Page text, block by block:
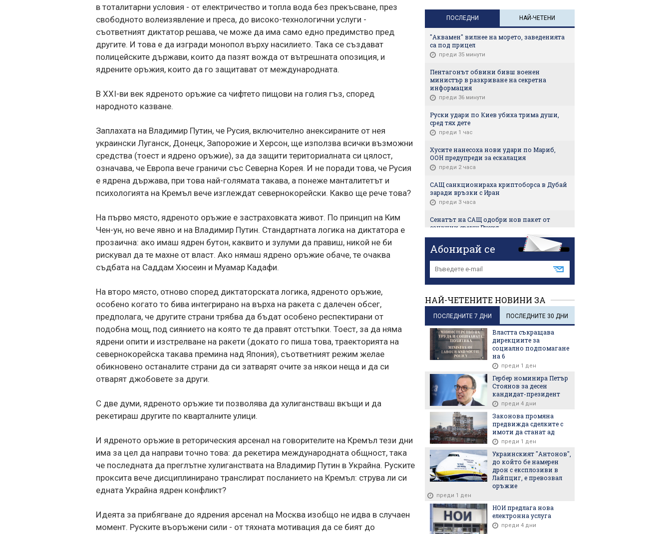
в тоталитарни условия - от електричество и топла вода без прекъсване, през
свободното волеизявление и преса, до високо-технологични услуги -
съответният диктатор решава, че може да има само едно предимство пред
другите. И това е да изгради монопол върху насилието. Така се създават
полицейските държави, които да пазят вожда от вътрешната опозиция, и
ядрените оръжия, които да го защитават от международната.
В XXI-ви век ядреното оръжие са чифтето пищови на голия гъз, според
народното казване.
Заплахата на Владимир Путин, че Русия, включително анексираните от нея
украински Луганск, Донецк, Запорожие и Херсон, ще използва всички възможни
средства (тоест и ядрено оръжие), за да защити териториалната си цялост,
означава, че Европа вече граничи със Северна Корея. И не поради това, че Русия
е ядрена държава, при това най-голямата такава, а понеже манталитетът и
психологията на Кремъл вече изглеждат севернокорейски. Какво ще рече това?
На първо място, ядреното оръжие е застраховката живот. По принцип на Ким
Чен-ун, но вече явно и на Владимир Путин. Стандартната логика на диктатора е
прозаична: ако имаш ядрен бутон, каквито и зулуми да правиш, никой не би
рискувал да те махне от власт. Ако нямаш ядрено оръжие обаче, те очаква
съдбата на Саддам Хюсеин и Муамар Кадафи.
На второ място, отново според диктаторската логика, ядреното оръжие,
особено когато то бива интегрирано на върха на ракета с далечен обсег,
предполага, че другите страни трябва да бъдат особено респектирани от
подобна мощ, под сиянието на която те да правят отстъпки. Тоест, за да няма
ядрени опити и изстрелване на ракети (докато го пиша това, траекторията на
севернокорейска такава премина над Япония), съответният режим желае
обикновено останалите страни да си затварят очите за някои неща и да си
отварят джобовете за други.
С две думи, ядреното оръжие ти позволява да хулиганстваш вкъщи и да
рекетираш другите по кварталните улици.
И ядреното оръжие в реторическия арсенал на говорителите на Кремъл тези дни
има за цел да направи точно това: да рекетира международната общност, така
че последната да преглътне хулиганствата на Владимир Путин в Украйна. Руските
проксита вече дисциплинирано транслират посланието на Кремъл: струва ли си
едната Украйна ядрен конфликт?
Идеята за прибягване до ядрения арсенал на Москва изобщо не идва в случаен
момент. Руските въоръжени сили - от тяхната мотивация да се бият до
ПОСЛЕДНИ НАЙ-ЧЕТЕНИ
"Аквамен" вилнее на морето, заведенията
са под прицел
преди 35 минути
Пентагонът обвини бивш военен
министър в разкриване на секретна
информация
преди 36 минути
Руски удари по Киев убиха трима души,
сред тях дете
преди 1 час
Хусите нанесоха нови удари по Мариб,
ООН предупреди за ескалация
преди 2 часа
САЩ санкционираха криптоборса в Дубай
заради връзки с Иран
преди 3 часа
Сенатът на САЩ одобри нов пакет от
санкции срещу Русия
преди 4 часа
Зеленски на първо посещение в Сърбия
преди 6 часа
Великобритания одобри сделката за
придобиването на Warner Bros от
Paramount
преди 7 часа
Събота: Оранжев код за жеги в почти
преди 8 часа
Абонирай се
НАЙ-ЧЕТЕНИТЕ НОВИНИ ЗА
ПОСЛЕДНИТЕ 7 ДНИ ПОСЛЕДНИТЕ 30 ДНИ
Властта съкращава
дирекциите за
социално подпомагане
на 6
преди 1 ден
Гербер номинира Петър
Стоянов за десен
кандидат-президент
преди 4 дни
Законова промяна
предвижда сделките с
имоти да станат ад
преди 1 ден
Украинският "Антонов",
до който бе намерен
дрон с експлозиви в
Лайпциг, е превозвал
оръжие
преди 1 ден
НОИ предлага нова
електронна услуга
преди 4 дни